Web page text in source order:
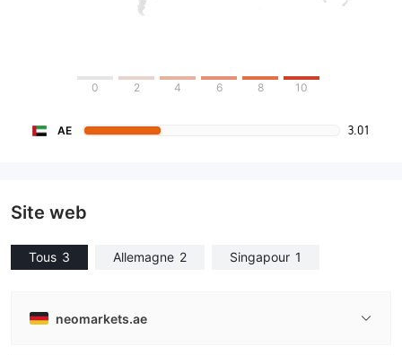
0 2 4 6 8 10
AE 3.01
Site web
Tous 3 Allemagne 2 Singapour 1
neomarkets.ae